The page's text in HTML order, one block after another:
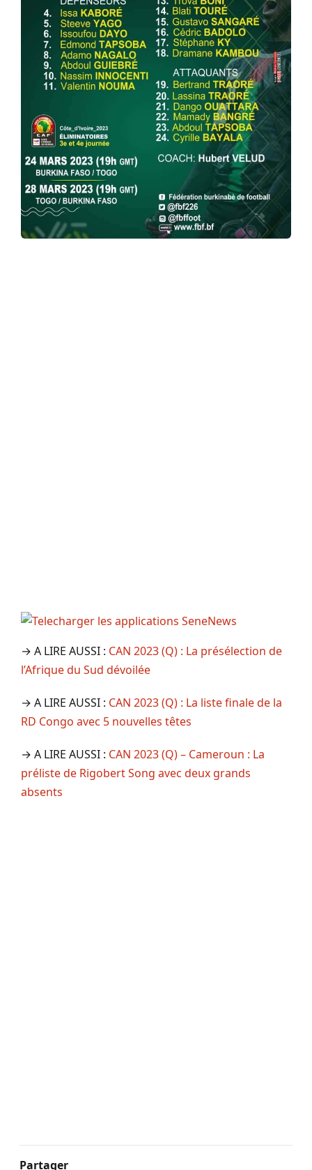
→ A LIRE AUSSI : CAN 2023 (Q) : La présélection de
l’Afrique du Sud dévoilée
→ A LIRE AUSSI : CAN 2023 (Q) : La liste finale de la
RD Congo avec 5 nouvelles têtes
→ A LIRE AUSSI : CAN 2023 (Q) – Cameroun : La
préliste de Rigobert Song avec deux grands
absents
Partager